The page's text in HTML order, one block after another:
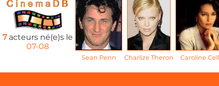
7acteurs né(e)s le
07-08
Sean Penn Charlize Theron Caroline